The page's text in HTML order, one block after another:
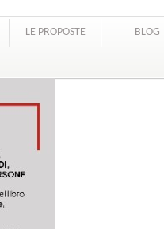
LE PROPOSTE BLOG